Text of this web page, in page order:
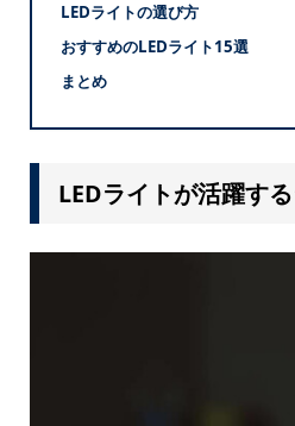
LEDライトの選び方
おすすめのLEDライト15選
まとめ
LEDライトが活躍す